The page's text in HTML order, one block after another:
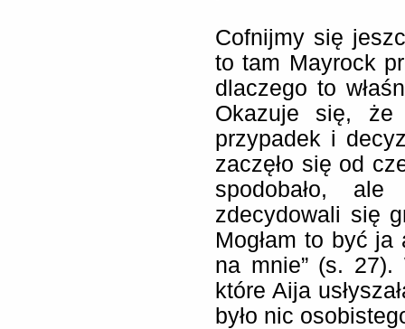
Cofnijmy się
to tam Mayrock
dlaczego to
Okazuje się, że
przypadek i
zaczęło się od
spodobało,
zdecydowali się
Mogłam to być
na mnie” (s.
które Aija
było nic